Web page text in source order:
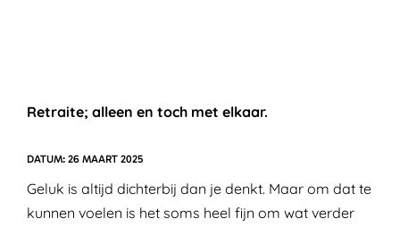
Retraite; alleen en toch met elkaar.
26 MAART 2025
Geluk is altijd dichterbij dan je denkt. Maar om dat te
kunnen voelen is het soms heel fijn om wat verder